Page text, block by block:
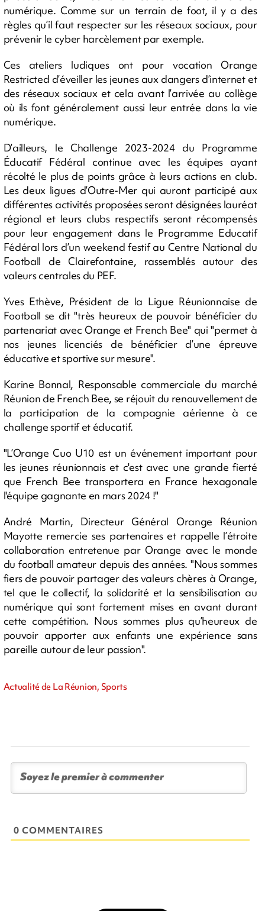
numérique. Comme sur un terrain de foot, il y a des
règles qu’il faut respecter sur les réseaux sociaux, pour
prévenir le cyber harcèlement par exemple.
Ces ateliers ludiques ont pour vocation Orange
Restricted d’éveiller les jeunes aux dangers d’internet et
des réseaux sociaux et cela avant l’arrivée au collège
où ils font généralement aussi leur entrée dans la vie
numérique.
D’ailleurs, le Challenge 2023-2024 du Programme
Éducatif Fédéral continue avec les équipes ayant
récolté le plus de points grâce à leurs actions en club.
Les deux ligues d’Outre-Mer qui auront participé aux
différentes activités proposées seront désignées lauréat
régional et leurs clubs respectifs seront récompensés
pour leur engagement dans le Programme Educatif
Fédéral lors d’un weekend festif au Centre National du
Football de Clairefontaine, rassemblés autour des
valeurs centrales du PEF.
Yves Ethève, Président de la Ligue Réunionnaise de
Football se dit "très heureux de pouvoir bénéficier du
partenariat avec Orange et French Bee" qui "permet à
nos jeunes licenciés de bénéficier d’une épreuve
éducative et sportive sur mesure".
Karine Bonnal, Responsable commerciale du marché
Réunion de French Bee, se réjouit du renouvellement de
la participation de la compagnie aérienne à ce
challenge sportif et éducatif.
"L’Orange Cuo U10 est un événement important pour
les jeunes réunionnais et c'est avec une grande fierté
que French Bee transportera en France hexagonale
l'équipe gagnante en mars 2024 !"
André Martin, Directeur Général Orange Réunion
Mayotte remercie ses partenaires et rappelle l’étroite
collaboration entretenue par Orange avec le monde
du football amateur depuis des années. "Nous sommes
fiers de pouvoir partager des valeurs chères à Orange,
tel que le collectif, la solidarité et la sensibilisation au
numérique qui sont fortement mises en avant durant
cette compétition. Nous sommes plus qu’heureux de
pouvoir apporter aux enfants une expérience sans
pareille autour de leur passion".
Actualité de La Réunion, Sports
0 COMMENTAIRES